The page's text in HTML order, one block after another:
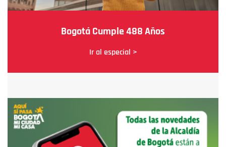
Bogotá Cumple 488 Años
Ir al especial >